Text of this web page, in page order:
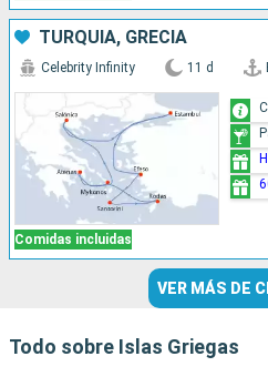
TURQUÍA, GRECIA
Comidas incluidas
Celebrity Infinity 11 d
VER MÁS DE
Todo sobre Islas Griegas